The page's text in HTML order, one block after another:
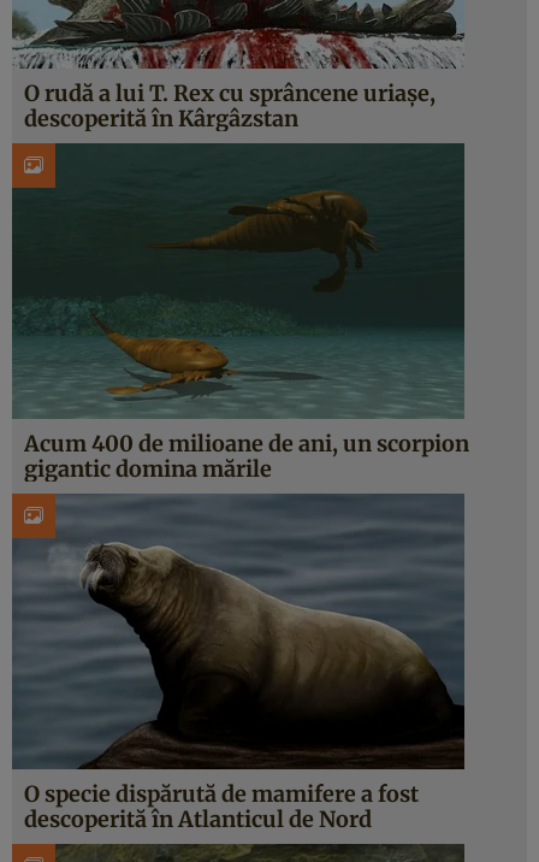
O rudă a lui T. Rex cu sprâncene uriașe,
descoperită în Kârgâzstan
Acum 400 de milioane de ani, un scorpion
gigantic domina mările
O specie dispărută de mamifere a fost
descoperită în Atlanticul de Nord